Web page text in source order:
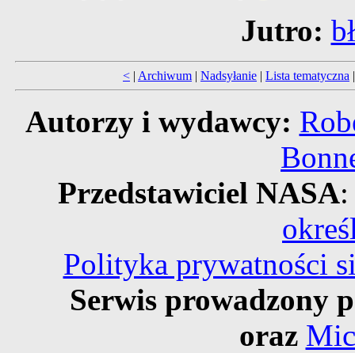
Jutro:
< | Archiwum | Nadsyłanie | Lista tematyczna
Autorzy i wydawcy:
Przedstawiciel NASA
Polityka prywatności
Serwis prowadzony
oraz